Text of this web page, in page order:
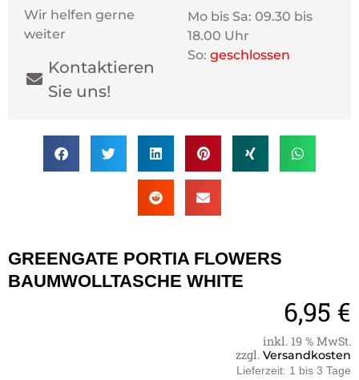
Wir helfen gerne
weiter
Kontaktieren
Sie uns!
Mo bis Sa: 09.30 bis
18.00 Uhr
So: geschlossen
GREENGATE PORTIA FLOWERS
BAUMWOLLTASCHE WHITE
6,95 €
inkl. 19 % MwSt.
zzgl. Versandkosten
Lieferzeit: 1 bis 3 Tage